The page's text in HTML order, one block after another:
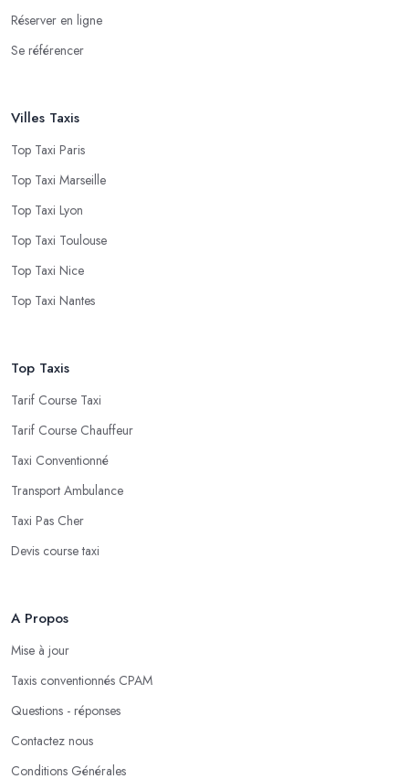
Réserver en ligne
Se référencer
Villes Taxis
Top Taxi Paris
Top Taxi Marseille
Top Taxi Lyon
Top Taxi Toulouse
Top Taxi Nice
Top Taxi Nantes
Top Taxis
Tarif Course Taxi
Tarif Course Chauffeur
Taxi Conventionné
Transport Ambulance
Taxi Pas Cher
Devis course taxi
A Propos
Mise à jour
Taxis conventionnés CPAM
Questions - réponses
Contactez nous
Conditions Générales